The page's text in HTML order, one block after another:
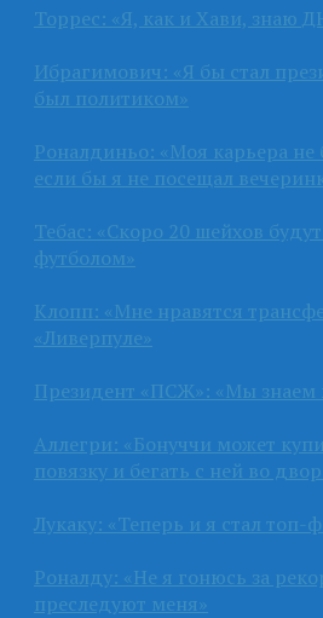
Торрес: «Я, как и Хави, знаю
Ибрагимович: «Я бы стал
был политиком»
Роналдиньо: «Моя карьера
если бы я не посещал
Тебас: «Скоро 20 шейхов
футболом»
Клопп: «Мне нравятся
«Ливерпуле»
Президент «ПСЖ»: «Мы знаем
Аллегри: «Бонуччи может
повязку и бегать с ней во
Лукаку: «Теперь и я стал
Роналду: «Не я гонюсь за
преследуют меня»